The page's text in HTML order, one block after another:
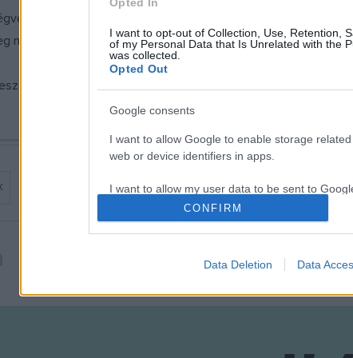
I want to opt-out of Collection, Use, Retention,
of my Personal Data that Is Unrelated with the
was collected.
Opted Out
Google consents
I want to allow Google to enable storage
web or device identifiers in apps.
I want to allow my user data to be sent to
I want to allow Google to send me personalized
web or device identifiers in apps.
CONFIRM
Data Deletion Data
az utóbbi években mintegy 130-135 millió korona
nagyobb részét rendszeresen a támogatók adják.
nyitógáláján előadott performanszból. Fotó: AFP/Michal